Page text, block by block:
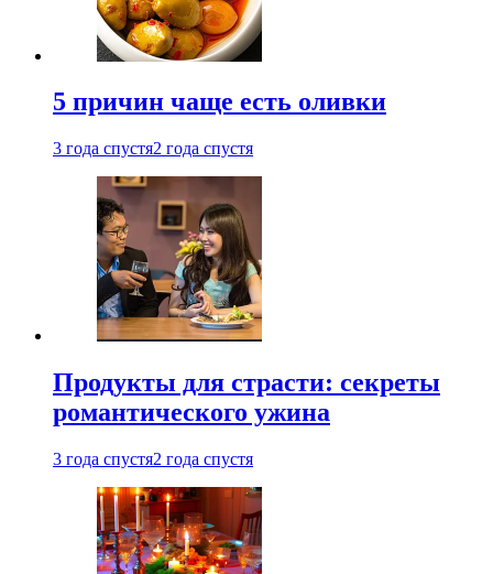
5 причин чаще есть оливки
3 года спустя2 года спустя
Продукты для страсти: секреты
романтического ужина
3 года спустя2 года спустя